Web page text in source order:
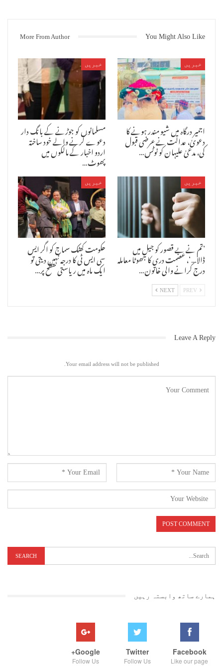
جوائنٹ کمشنر لاء اینڈ آڈر مسٹر ستیہ نارائین چودھری نے پورے ضبط و
دلایا کہ آپ حضرات اطمینان رکھیں کسی کے ساتھ کوئی ناانصافی نہیں
ہوگی، اگر کسی معاملے میں آپ کو لگتا ہے کہ کچھ غلط ہوا ہے تو مجھے
براہ راست ٹیلفون کرسکتے ہیں ـ جوائنٹ کمشنر کے ہمراہ ہیڈکواٹر کے ڈی
سی پی مسٹر ٹھاکر بھی میٹنگ میں موجود تھے ـ
وفد کے اراکین نے تمام مسلمانوں سے بھی اپیل کی ہے کہ ایسے معاملات میں
فوری طور پر اشتعال قبول کرکے فرقہ پرستوں کی سازش کا شکار نہ ہوں،
بلکہ اپنا عزم و حوصلہ برقرار رکھتے ہوئے ضبط و تحمل کا بھی مظاہرہ
کریں ـ
وفد کے اراکین میں آل انڈیا علماء کونسل کے سکریٹری جنرل مولانا محمود
احمد خاں دریابادی، ممبئی امن کمیٹی کے صدر فرید شیخ، جماعت اسلامی
ممبئی کے صدر عبدالحسیب بھاٹکر، ممبئی ایجوکیشن اینڈ شوشل ٹرسٹ کے
مینجگ ٹرسٹی سلیم موٹر والا، امام الھند فاوںڈیشن کے صدر مولانا نوشاد
صدیقی، ملاڈ قبرستان کے صدر مختار غوری، امن کمیٹی کے سکریٹری نعیم
شیخ، جماعت اسلامی کے سکریٹری شاکر شیخ، نیز ملاڈ مالونی سے مولانا
نذرالاسلام مظاہری، مولانا حمیدالرحمن، قاضی منور علی اور محمد اشرف
صاحبان شریک تھے ـ
You Might Also Like
More From Author
خبریں
اجمیر درگاہ میں شیو مندر ہونے کا
دعویٰ، عدالت نے عرضی قبول
کی، مدعیٰ علیہان کو نوٹس…
خبریں
مسلمانوں کو جوڑنے کے بانگ دار
دعوے کرنے والے خود ساختہ
اردو اخبار کے مالکوں میں
پھوٹ…
خبریں
’تم نے بے قصور کو جیل میں
ڈالا…‘، عصمت دری کا جھوٹا معاملہ
درج کرانے والی خاتون…
خبریں
حکومت کھٹک سماج کو اگر ایس
سی ایس ٹی کا درجہ نہیں دیتی تو
ایک ماہ میں ریاستی سطح پر…
NEXT
Leave A Reply
Your email address will not be published.
ہمارے ساتھ وابستہ رہیں
Facebook
Like our page
Twitter
Follow Us
Google+
Follow Us